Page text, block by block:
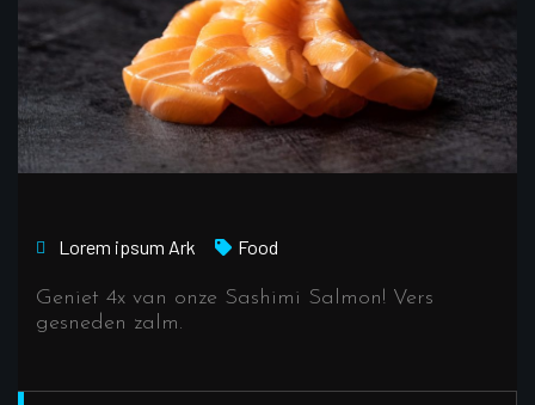
Lorem ipsum Ark Food
Geniet 4x van onze Sashimi Salmon! Vers
gesneden zalm.